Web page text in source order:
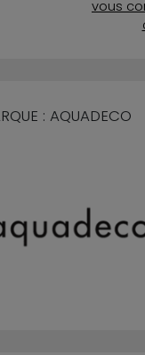
vous
: AQUADECO